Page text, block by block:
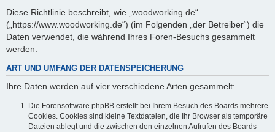
Diese Richtlinie beschreibt, wie „woodworking.de“
(„https://www.woodworking.de“) (im Folgenden „der Betreiber“) die
Daten verwendet, die während Ihres Foren-Besuchs gesammelt
werden.
ART UND UMFANG DER DATENSPEICHERUNG
Ihre Daten werden auf vier verschiedene Arten gesammelt:
Die Forensoftware phpBB erstellt bei Ihrem Besuch des Boards mehrere
Cookies. Cookies sind kleine Textdateien, die Ihr Browser als temporäre
Dateien ablegt und die zwischen den einzelnen Aufrufen des Boards